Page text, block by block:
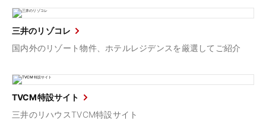
三井のリゾコレ
国内外のリゾート物件、ホテルレジデンスを厳選してご紹介
TVCM特設サイト
三井のリハウスTVCM特設サイト